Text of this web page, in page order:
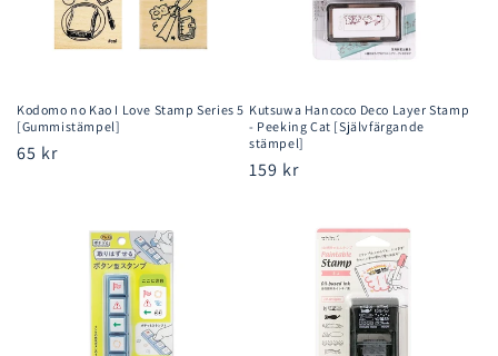
Kodomo no Kao I Love Stamp Series 5
[Gummistämpel]
Ordinarie
65 kr
Kutsuwa Hancoco Deco Layer Stamp
- Peeking Cat [Självfärgande
stämpel]
Ordinarie
159 kr